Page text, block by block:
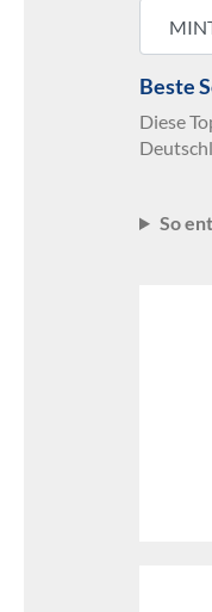
Beste
Diese
So